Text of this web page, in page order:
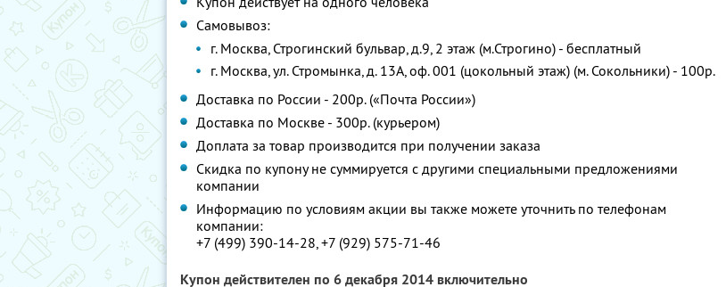
Самовывоз:
г. Москва, Строгинский бульвар, д.9, 2 этаж (м.Строгино) - бесплатный
г. Москва, ул. Стромынка, д. 13А, оф. 001 (цокольный этаж) (м. Сокольники) - 100р.
Доставка по России - 200р. («Почта России»)
Доставка по Москве - 300р. (курьером)
Доплата за товар производится при получении заказа
Скидка по купону не суммируется с другими специальными предложениями
компании
Информацию по условиям акции вы также можете уточнить по телефонам
компании:
+7 (499) 390-14-28, +7 (929) 575-71-46
Купон действителен по 6 декабря 2014 включительно